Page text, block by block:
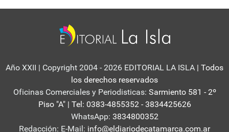
Año XXII | Copyright 2004 - 2026 EDITORIAL LA ISLA | Todos
los derechos reservados
Oficinas Comerciales y Periodisticas: Sarmiento 581 - 2º
Piso "A" | Tel: 0383-4855352 - 3834425626
WhatsApp: 3834800352
Redacción: E-Mail: info@eldiariodecatamarca.com.ar